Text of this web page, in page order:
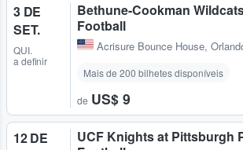
3 DE
SET.
QUI.
a definir
Bethune-Cookman
Football
Acrisure Bounce House,
Mais de 200 bilhetes disponíveis
de US$ 9
12 DE
UCF Knights at Pittsburgh